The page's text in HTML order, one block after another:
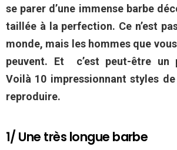
se parer d’une immense barbe
taillée à la perfection. Ce n’est
monde, mais les hommes que
peuvent. Et c’est peut-être un
Voilà 10 impressionnant styles
reproduire.
1/ Une très longue barbe